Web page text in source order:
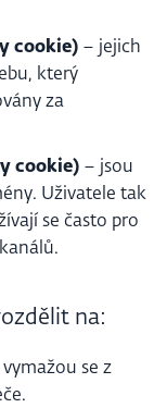
cookie) – jejich
který
za
cookie) – jsou
Uživatele tak
se často pro
na:
vymažou se z